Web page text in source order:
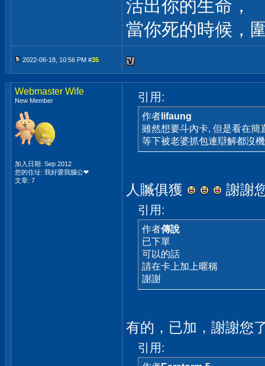
活出你的生命，
當你死的時候，
2022-06-18, 10:56 PM #35
Webmaster Wife
New Member
加入日期: Sep 2012
您的住址: 我好愛我腦公❤
文章: 7
引用:
作者 lifaung
雖然想要斗內卡, 但是看在簡
等下被老婆抓包連辯解都沒
人贓俱獲 謝謝
引用:
作者傳說
已下單
可以的話
請在卡上加上暱稱
謝謝
有的，已加，謝謝您
引用: